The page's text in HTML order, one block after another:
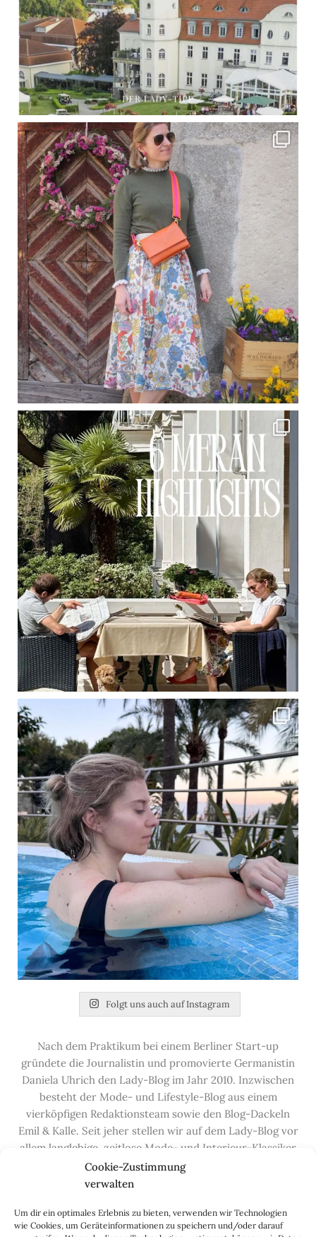
Cookie-Zustimmung
verwalten
Um dir ein optimales Erlebnis zu bieten, verwenden wir Technologien
wie Cookies, um Geräteinformationen zu speichern und/oder darauf
Folgt uns auch auf Instagram
Nach dem Praktikum bei einem Berliner Start-up
gründete die Journalistin und promovierte Germanistin
Daniela Uhrich den Lady-Blog im Jahr 2010. Inzwischen
besteht der Mode- und Lifestyle-Blog aus einem
vierköpfigen Redaktionsteam sowie den Blog-Dackeln
Emil & Kalle. Seit jeher stellen wir auf dem Lady-Blog vor
allem langlebige, zeitlose Mode- und Interieur-Klassiker
vor, die hochwertig verarbeitet und unter guten
Bedingungen hergestellt wurden – gerne „Made in
Handwerksberufe und kleine feine Firmen, denen wir
hier auf dem Blog eine Präsentationsfläche bieten, sowie